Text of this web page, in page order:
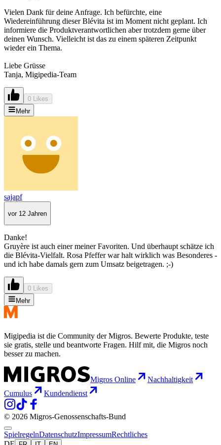
Vielen Dank für deine Anfrage. Ich befürchte, eine
Wiedereinführung dieser Blévita ist im Moment nicht geplant. Ich
informiere die Produktverantwortlichen aber trotzdem gerne über
deinen Wunsch. Vielleicht ist das zu einem späteren Zeitpunkt
wieder ein Thema.
Liebe Grüsse
Tanja, Migipedia-Team
0 Likes
Mehr
sajapf
vor 12 Jahren
Danke!
Gruyère ist auch einer meiner Favoriten. Und überhaupt schätze ich
die Blévita-Vielfalt. Rosa Pfeffer war halt wirklich was Besonderes -
und ich habe damals gern zum Umsatz beigetragen. ;-)
0 Likes
Mehr
Migipedia ist die Community der Migros. Bewerte Produkte, teste
sie gratis, stelle und beantworte Fragen. Hilf mit, die Migros noch
besser zu machen.
Migros Online
Nachhaltigkeit
Cumulus
Kundendienst
© 2026 Migros-Genossenschafts-Bund
SpielregelnDatenschutzImpressumRechtliches